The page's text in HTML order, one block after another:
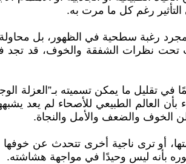
رغم كل ما مرت به.
رغبة سطحية في الظهور، بل
نظرات الشفقة والخوف، قد تجد في
في تقليل ما يمكن تسميته بـ”العزلة
بأن العالم الطبيعي للأصحاء لم يعد
الخوف والضعف والأمل والنجاة.
أو ترى ناجية أخرى تتحدث عن خوفها
بأنه ليس وحيدًا في مواجهة هشاشته.